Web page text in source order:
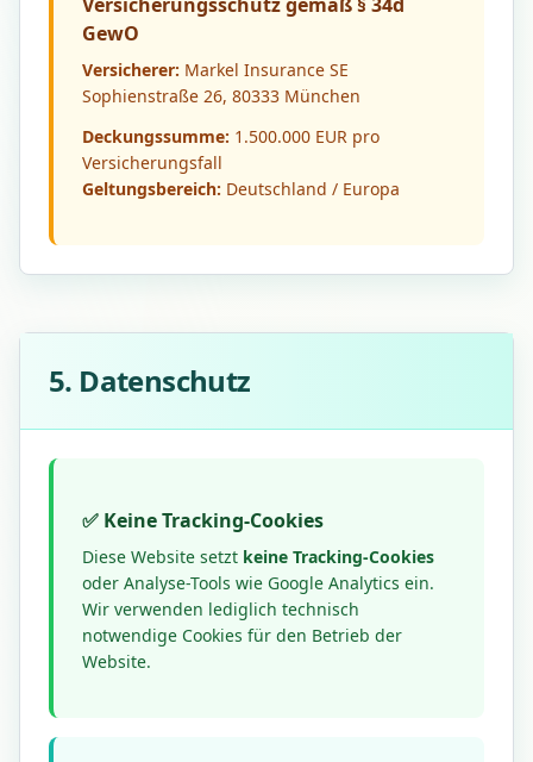
GewO
Versicherer: Markel Insurance SE
Sophienstraße 26, 80333 München
Deckungssumme: 1.500.000 EUR pro
Versicherungsfall
Geltungsbereich: Deutschland / Europa
5. Datenschutz
✅ Keine Tracking-Cookies
Diese Website setzt keine Tracking-Cookies
oder Analyse-Tools wie Google Analytics ein.
Wir verwenden lediglich technisch
notwendige Cookies für den Betrieb der
Website.